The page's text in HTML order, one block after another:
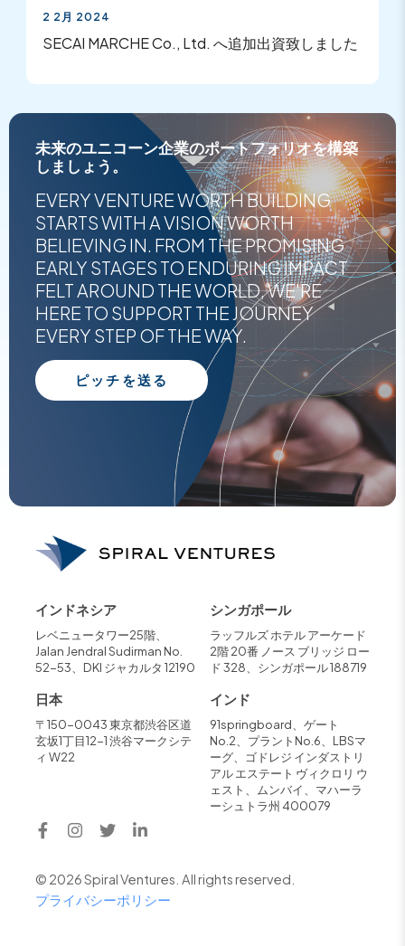
2 2月 2024
SECAI MARCHE Co., Ltd. へ追加出資致しました
未来のユニコーン企業のポートフォリオを構築
しましょう。
EVERY VENTURE WORTH BUILDING
STARTS WITH A VISION WORTH
BELIEVING IN. FROM THE PROMISING
EARLY STAGES TO ENDURING IMPACT
FELT AROUND THE WORLD, WE'RE
HERE TO SUPPORT THE JOURNEY
EVERY STEP OF THE WAY.
ピッチを送る
インドネシア
レベニュータワー25階、
Jalan Jendral Sudirman No.
52-53、DKI ジャカルタ 12190
シンガポール
ラッフルズ ホテル アーケード
2階 20番 ノース ブリッジ ロー
ド 328、シンガポール 188719
日本
〒150-0043 東京都渋谷区道
玄坂1丁目12-1 渋谷マークシテ
ィ W22
インド
91springboard、ゲート
No.2、プラントNo.6、LBSマ
ーグ、ゴドレジ インダストリ
アル エステート ヴィクロリ ウ
ェスト、ムンバイ、マハーラ
ーシュトラ州 400079
© 2026 Spiral Ventures. All rights reserved.
プライバシーポリシー